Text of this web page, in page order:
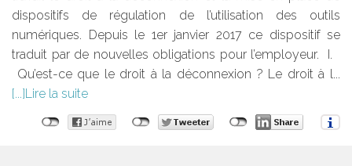
dispositifs de régulation de l’utilisation des outils
numériques. Depuis le 1er janvier 2017 ce dispositif se
traduit par de nouvelles obligations pour l’employeur. I.
Qu’est-ce que le droit à la déconnexion ? Le droit à l...
Lire la suite